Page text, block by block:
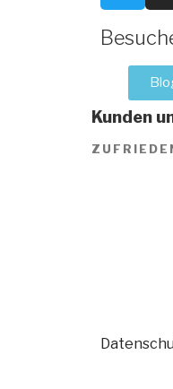
Kunden